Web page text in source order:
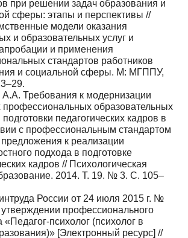
при решении задач образования и
сферы: этапы и перспективы //
модели оказания
и образовательных услуг и
и применения
стандартов работников
и социальной сферы. М: МГППУ,
А.А. Требования к модернизации
образовательных
педагогических кадров в
с профессиональным стандартом
предложения к реализации
подхода в подготовке
кадров // Психологическая
2014. Т. 19. № 3. С. 105–
России от 24 июля 2015 г. №
профессионального
«Педагог-психолог (психолог в
[Электронный ресурс] //